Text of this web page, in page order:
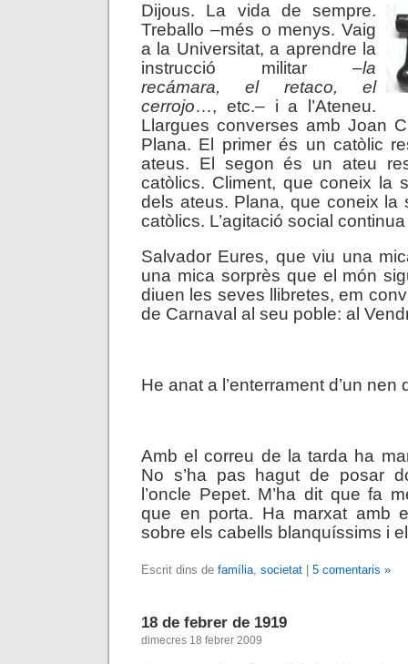
Dijous. La vida de sempre.
Treballo –més o menys. Vaig
a la Universitat, a aprendre la
instrucció militar –la
recámara, el retaco, el
cerrojo…, etc.– i a l’Ateneu.
Llargues converses amb Joan
Plana. El primer és un catòlic
ateus. El segon és un ateu
catòlics. Climent, que coneix la
dels ateus. Plana, que coneix la
catòlics. L’agitació social
Salvador Eures, que viu una
una mica sorprès que el món
diuen les seves llibretes, em
de Carnaval al seu poble: al
He anat a l’enterrament d’un
Amb el correu de la tarda ha
No s’ha pas hagut de posar
l’oncle Pepet. M’ha dit que fa
que en porta. Ha marxat amb
sobre els cabells blanquíssims i
Escrit dins de família, societat 5 comentaris »
18 de febrer de 1919
dimecres 18 febrer 2009